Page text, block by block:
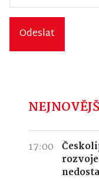
Odeslat
17:00